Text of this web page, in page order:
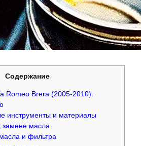
Содержание
Romeo Brera (2005-2010):
инструменты и материалы
замене масла
и фильтра